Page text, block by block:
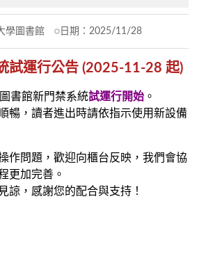
學圖書館 日期： 2025/11/28
試運行公告 (2025-11-28 起)
圖書館新門禁系統試運行開始 。
暢，讀者進出時請依指示使用新設備
作問題，歡迎向櫃台反映，我們會協
更加完善。
諒，感謝您的配合與支持！